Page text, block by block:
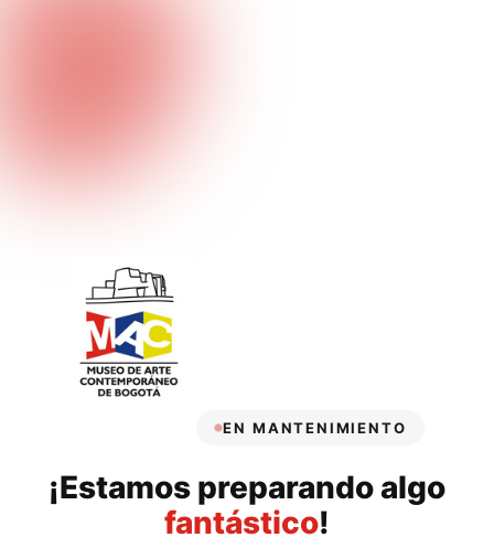
EN MANTENIMIENTO
¡Estamos preparando algo
fantástico!